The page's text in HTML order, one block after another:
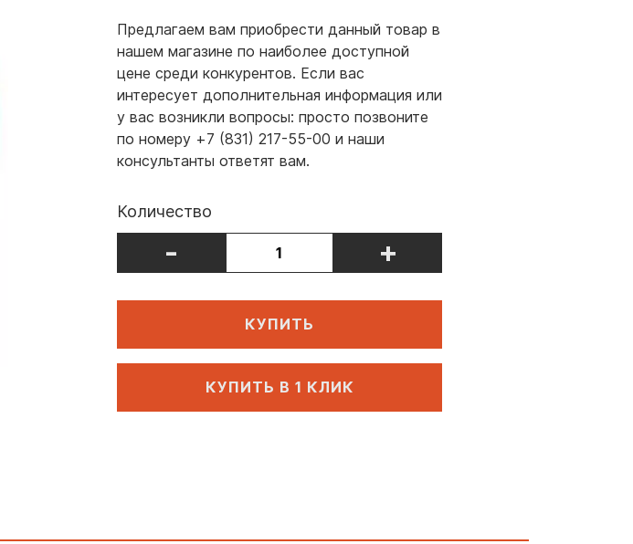
Предлагаем вам приобрести данный товар в
нашем магазине по наиболее доступной
цене среди конкурентов. Если вас
интересует дополнительная информация или
у вас возникли вопросы: просто позвоните
по номеру +7 (831) 217-55-00 и наши
консультанты ответят вам.
Количество
- +
КУПИТЬ
КУПИТЬ В 1 КЛИК